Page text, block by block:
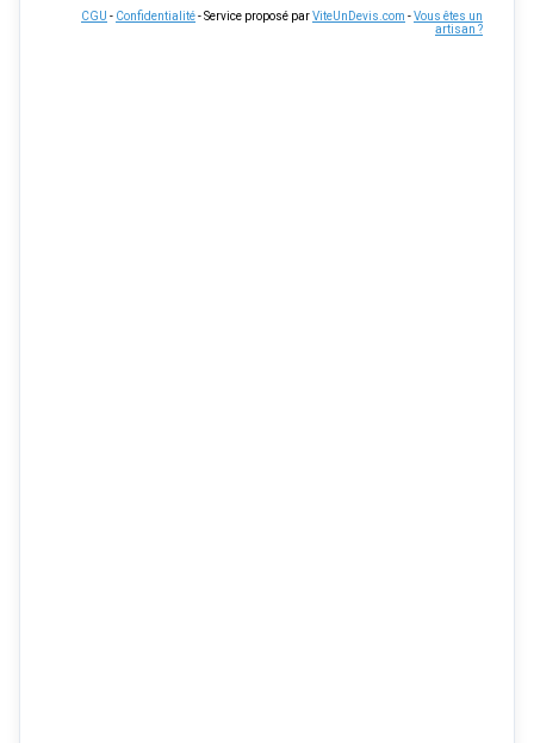
CGU - Confidentialité- Service proposé parViteUnDevis.com -Vous êtes un
artisan ?